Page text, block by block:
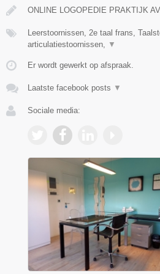
ONLINE LOGOPEDIE PRAKTIJK
Leerstoornissen, 2e taal frans,
articulatiestoornissen,
▼
Er wordt gewerkt op afspraak.
Laatste facebook posts ▼
Sociale media: